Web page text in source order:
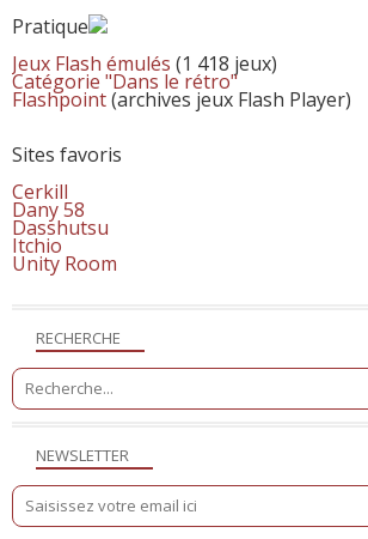
NEWSLETTER
RECHERCHE
Pratique
Jeux Flash émulés (1 418 jeux)
Catégorie "Dans le rétro"
Flashpoint(archives jeux Flash Player)
Sites favoris
Cerkill
Dany 58
Dasshutsu
Itchio
Unity Room